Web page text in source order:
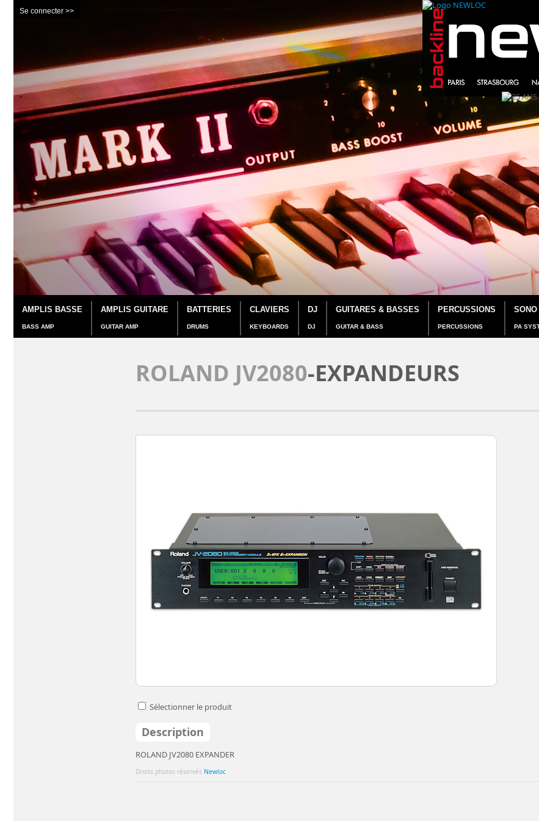
Se connecter >>
AMPLIS BASSE
BASS AMP
AMPLIS GUITARE
GUITAR AMP
BATTERIES
DRUMS
CLAVIERS
KEYBOARDS
DJ
DJ
GUITARES & BASSES
GUITAR & BASS
PERCUSSIONS
PERCUSSIONS
SONO
PA
ROLAND JV2080-EXPANDEURS
Sélectionner le produit
Description
ROLAND JV2080 EXPANDER
Droits photos réservés Newloc